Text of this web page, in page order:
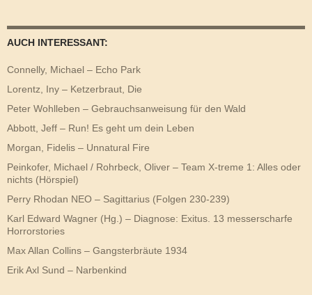
AUCH INTERESSANT:
Connelly, Michael – Echo Park
Lorentz, Iny – Ketzerbraut, Die
Peter Wohlleben – Gebrauchsanweisung für den Wald
Abbott, Jeff – Run! Es geht um dein Leben
Morgan, Fidelis – Unnatural Fire
Peinkofer, Michael / Rohrbeck, Oliver – Team X-treme 1: Alles oder
nichts (Hörspiel)
Perry Rhodan NEO – Sagittarius (Folgen 230-239)
Karl Edward Wagner (Hg.) – Diagnose: Exitus. 13 messerscharfe
Horrorstories
Max Allan Collins – Gangsterbräute 1934
Erik Axl Sund – Narbenkind